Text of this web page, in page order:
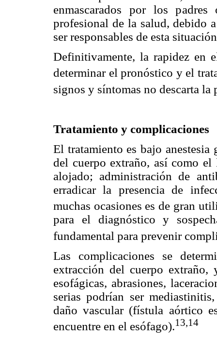
enmascarados por los
profesional de la salud, debido
ser responsables de esta
Definitivamente, la rapidez en
determinar el pronóstico y el
signos y síntomas no descarta la
Tratamiento y complicaciones
El tratamiento es bajo
del cuerpo extraño, así como
alojado; administración de
erradicar la presencia de
muchas ocasiones es de gran
para el diagnóstico y
fundamental para prevenir
Las complicaciones se
extracción del cuerpo extraño,
esofágicas, abrasiones,
serias podrían ser
daño vascular (fístula aórtico
encuentre en el esófago).13,14